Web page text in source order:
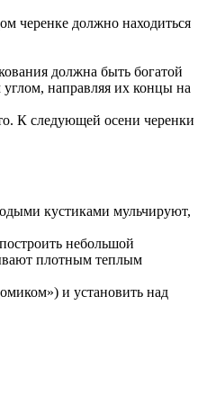
черенке должно находиться
должна быть богатой
направляя их концы на
К следующей осени черенки
кустиками мульчируют,
небольшой
плотным теплым
и установить над